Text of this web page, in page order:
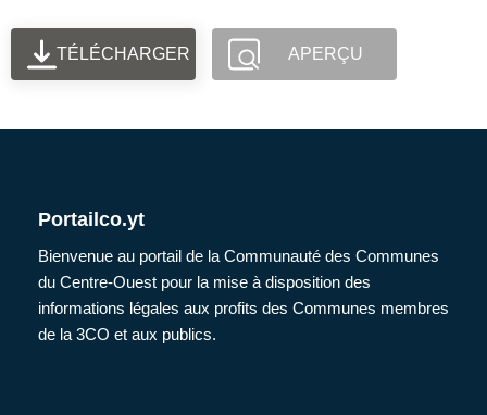
TÉLÉCHARGER APERÇU
Portailco.yt
Bienvenue au portail de la Communauté des Communes
du Centre-Ouest pour la mise à disposition des
informations légales aux profits des Communes membres
de la 3CO et aux publics.